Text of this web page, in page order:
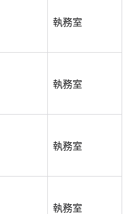
執務室
執務室
執務室
執務室